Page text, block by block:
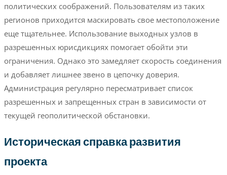
политических соображений. Пользователям из таких
регионов приходится маскировать свое местоположение
еще тщательнее. Использование выходных узлов в
разрешенных юрисдикциях помогает обойти эти
ограничения. Однако это замедляет скорость соединения
и добавляет лишнее звено в цепочку доверия.
Администрация регулярно пересматривает список
разрешенных и запрещенных стран в зависимости от
текущей геополитической обстановки.
Историческая справка развития
проекта